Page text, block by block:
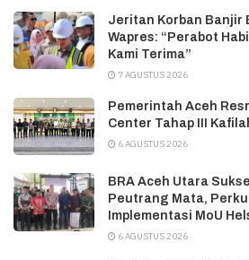
Jeritan Korban Banjir
Wapres: “Perabot
Kami Terima”
7 AGUSTUS 2026
Pemerintah Aceh
Center Tahap III
6 AGUSTUS 2026
BRA Aceh Utara
Peutrang Mata,
Implementasi MoU
6 AGUSTUS 2026